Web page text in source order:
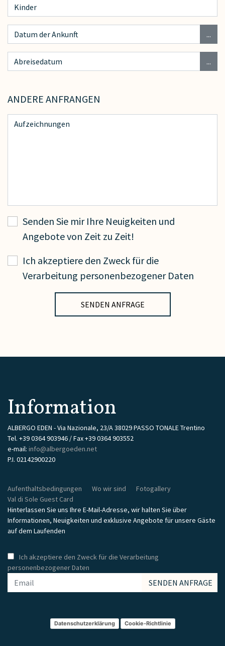
...
...
ANDERE ANFRANGEN
Senden Sie mir Ihre Neuigkeiten und
Angebote von Zeit zu Zeit!
Ich akzeptiere den Zweck für die
Verarbeitung personenbezogener Daten
Information
ALBERGO EDEN - Via Nazionale, 23/A 38029 PASSO TONALE Trentino
Tel. +39 0364 903946 / Fax +39 0364 903552
e-mail: info@albergoeden.net
P.I. 02142900220
Aufenthaltsbedingungen Wo wir sind
Fotogallery
Val di Sole Guest Card
Hinterlassen Sie uns Ihre E-Mail-Adresse, wir halten Sie über
Informationen, Neuigkeiten und exklusive Angebote für unsere Gäste
auf dem Laufenden
Ich akzeptiere den Zweck für die Verarbeitung
personenbezogener Daten
Datenschutzerklärung Cookie-Richtlinie